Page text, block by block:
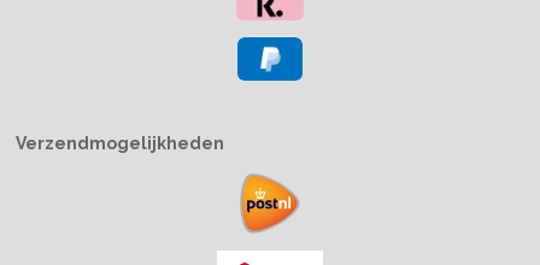
Verzendmogelijkheden